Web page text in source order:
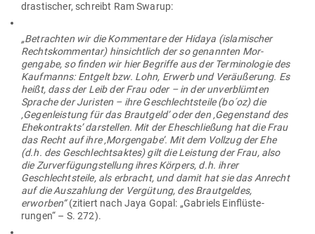
dras­ti­scher, schreibt Ram Swarup:
„Betrachten wir die Kom­mentare der Hidaya (isla­mi­scher
Rechts­kom­mentar) hin­sichtlich der so genannten Mor­
gengabe, so finden wir hier Begriffe aus der Ter­mi­no­logie des
Kauf­manns: Entgelt bzw. Lohn, Erwerb und Ver­äu­ßerung. Es
heißt, dass der Leib der Frau oder – in der unver­blümten
Sprache der Juristen – ihre Geschlechts­teile (bo´oz) die
‚Gegen­leistung für das Brautgeld’ oder den ‚Gegen­stand des
Ehe­kon­trakts’ dar­stellen. Mit der Ehe­schließung hat die Frau
das Recht auf ihre ‚Mor­gengabe’. Mit dem Vollzug der Ehe
(d.h. des Geschlechts­aktes) gilt die Leistung der Frau, also
die Zur­ver­fü­gung­stellung ihres Körpers, d.h. ihrer
Geschlechts­teile, als erbracht, und damit hat sie das Anrecht
auf die Aus­zahlung der Ver­gütung, des Braut­geldes,
erworben“(zitiert nach Jaya Gopal: „Gabriels Ein­flüs­te­
rungen“ – S. 272).